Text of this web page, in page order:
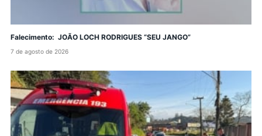
Falecimento: JOÃO LOCH RODRIGUES “SEU JANGO”
7 de agosto de 2026